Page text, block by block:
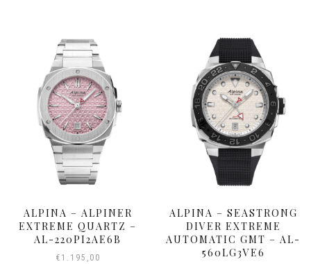
ALPINA – ALPINER
EXTREME QUARTZ –
AL-220PI2AE6B
€ 1.195,00
ALPINA – SEASTRONG
DIVER EXTREME
AUTOMATIC GMT – AL-
560LG3VE6